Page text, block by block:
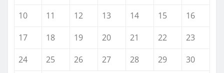
10
11 12 13 14 15
16
17
18 19 20 21 22
23
24
25 26 27 28 29
30